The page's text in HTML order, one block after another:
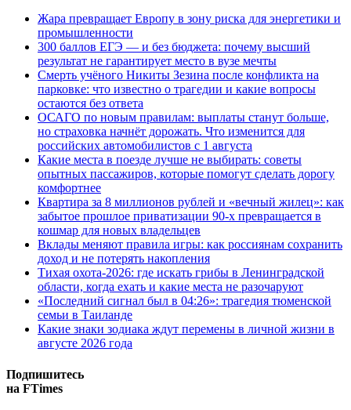
Жара превращает Европу в зону риска для энергетики и
промышленности
300 баллов ЕГЭ — и без бюджета: почему высший
результат не гарантирует место в вузе мечты
Смерть учёного Никиты Зезина после конфликта на
парковке: что известно о трагедии и какие вопросы
остаются без ответа
ОСАГО по новым правилам: выплаты станут больше,
но страховка начнёт дорожать. Что изменится для
российских автомобилистов с 1 августа
Какие места в поезде лучше не выбирать: советы
опытных пассажиров, которые помогут сделать дорогу
комфортнее
Квартира за 8 миллионов рублей и «вечный жилец»: как
забытое прошлое приватизации 90-х превращается в
кошмар для новых владельцев
Вклады меняют правила игры: как россиянам сохранить
доход и не потерять накопления
Тихая охота-2026: где искать грибы в Ленинградской
области, когда ехать и какие места не разочаруют
«Последний сигнал был в 04:26»: трагедия тюменской
семьи в Таиланде
Какие знаки зодиака ждут перемены в личной жизни в
августе 2026 года
Подпишитесь
на FTimes